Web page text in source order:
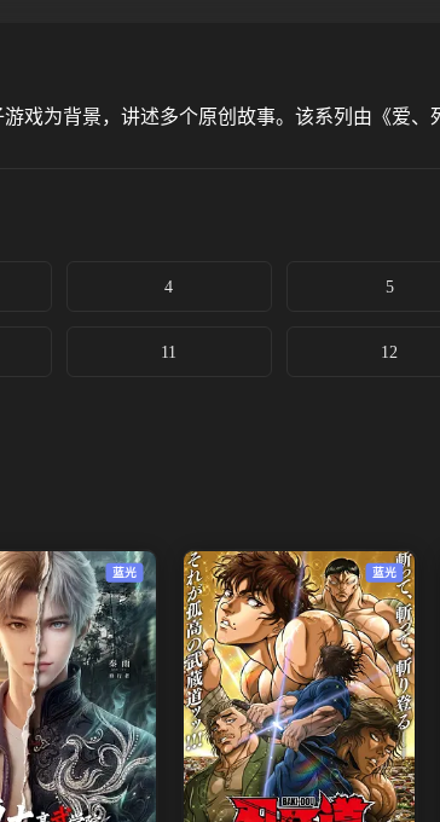
戏为背景，讲述多个原创故事。该系列由《爱
4 5
11 12
蓝光 蓝光